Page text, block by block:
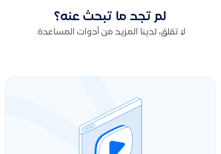
لم تجد ما تبحث عنه؟
لا تقلق، لدينا المزيد من أدوات المساعدة.